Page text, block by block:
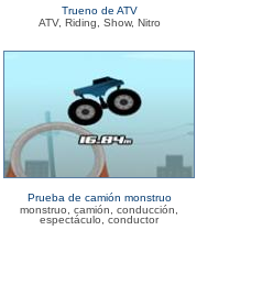
Trueno de ATV
ATV, Riding, Show, Nitro
Prueba de camión monstruo
monstruo, camión, conducción,
espectáculo, conductor